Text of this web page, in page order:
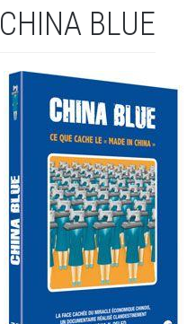
CHINA BLUE